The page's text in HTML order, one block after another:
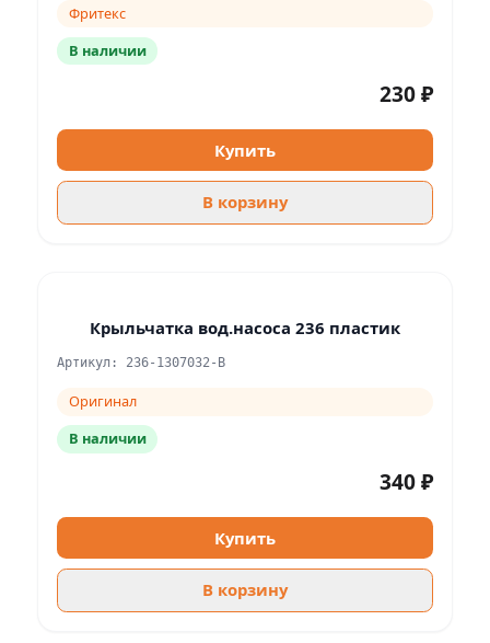
Фритекс
В наличии
230 ₽
Купить
В корзину
Крыльчатка вод.насоса 236 пластик
Артикул: 236-1307032-В
Оригинал
В наличии
340 ₽
Купить
В корзину